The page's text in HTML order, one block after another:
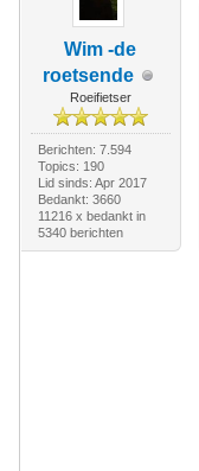
Wim -de
roetsende
Roeifietser
Berichten: 7.594
Topics: 190
Lid sinds: Apr 2017
Bedankt: 3660
11216 x bedankt in
5340 berichten